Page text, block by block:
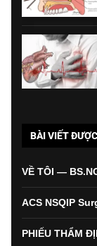
BÀI VIẾT
VỀ TÔI —
ACS NSQIP
PHIẾU THẨM